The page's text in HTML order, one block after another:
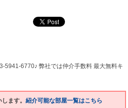
6770♪ 弊社では仲介手数料 最大無料キ
ます。 紹介可能な部屋一覧はこちら